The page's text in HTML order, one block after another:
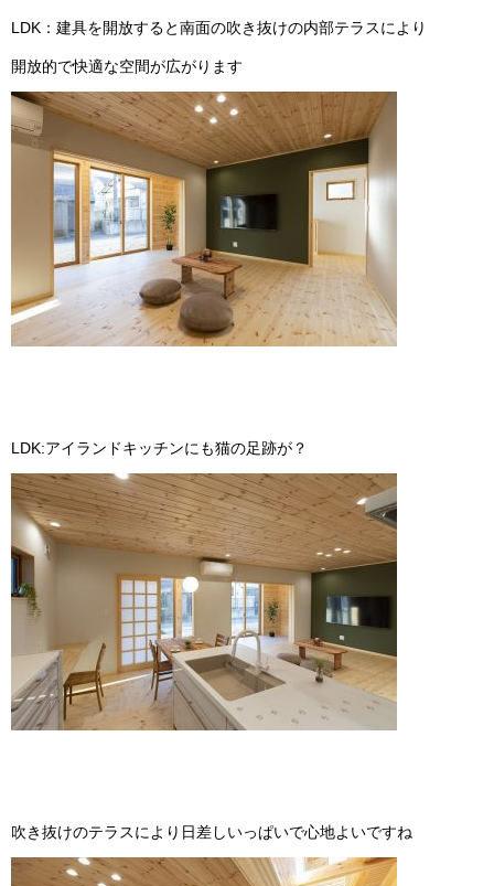
LDK：建具を開放すると南面の吹き抜けの内部テラスにより
開放的で快適な空間が広がります
LDK:アイランドキッチンにも猫の足跡が？
吹き抜けのテラスにより日差しいっぱいで心地よいですね